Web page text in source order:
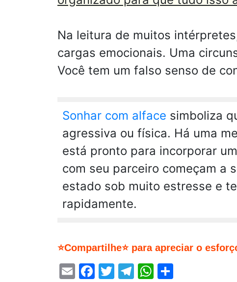
Na leitura de muitos
cargas emocionais. Uma
Você tem um falso senso de
Sonhar com alface simboliza
agressiva ou física. Há uma
está pronto para incorporar
com seu parceiro começam a
estado sob muito estresse e
rapidamente.
⭐Compartilhe⭐ para apreciar o
EmailFacebook
Twitter
Telegram
WhatsApp